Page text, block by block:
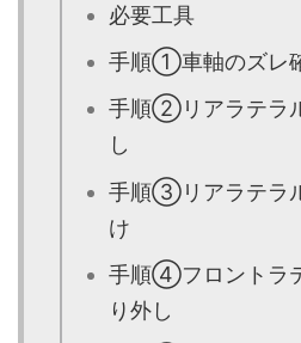
必要工具
手順①車軸のズレ
手順②リアラテラ
し
手順③リアラテラ
け
手順④フロントラ
り外し